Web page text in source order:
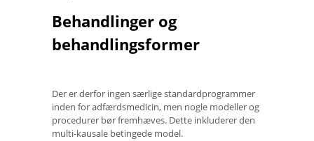
Behandlinger og
behandlingsformer
Der er derfor ingen særlige standardprogrammer
inden for adfærdsmedicin, men nogle modeller og
procedurer bør fremhæves. Dette inkluderer den
multi-kausale betingede model.